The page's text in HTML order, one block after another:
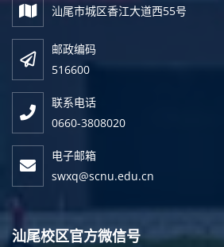
汕尾市城区香江大道西55号
邮政编码
516600
联系电话
0660-3808020
电子邮箱
swxq@scnu.edu.cn
汕尾校区官方微信号